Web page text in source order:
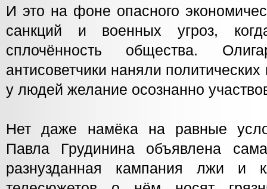
И это на фоне опасного
санкций и военных угроз,
сплочённость общества.
антисоветчики наняли
у людей желание осознанно
Нет даже намёка на равные
Павла Грудинина объявлена
разнузданная кампания лжи и